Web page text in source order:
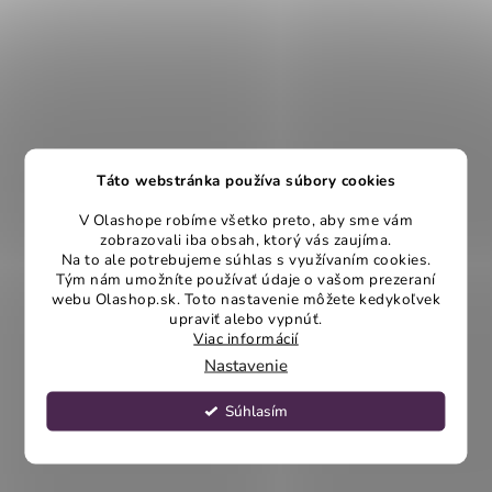
Táto webstránka používa súbory cookies
V Olashope robíme všetko preto, aby sme vám
zobrazovali iba obsah, ktorý vás zaujíma.
Na to ale potrebujeme súhlas s využívaním cookies.
Tým nám umožníte používať údaje o vašom prezeraní
webu Olashop.sk. Toto nastavenie môžete kedykoľvek
upraviť alebo vypnúť.
Viac informácií
Nastavenie
Súhlasím